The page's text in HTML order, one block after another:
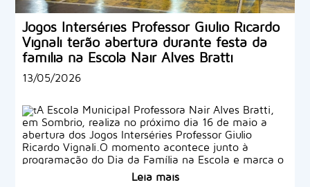
Jogos Interséries Professor Giulio Ricardo
Vignali terão abertura durante festa da
família na Escola Nair Alves Bratti
13/05/2026
A Escola Municipal Professora Nair Alves Bratti,
em Sombrio, realiza no próximo dia 16 de maio a
abertura dos Jogos Interséries Professor Giulio
Ricardo Vignali.O momento acontece junto à
programação do Dia da Família na Escola e marca o
início das competições, que seguem ao longo dos
Leia mais